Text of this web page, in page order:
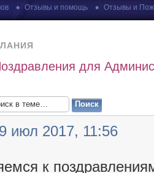
• Отзывы и помощь • Отзывы и
для
июл 2017, 11:56
к